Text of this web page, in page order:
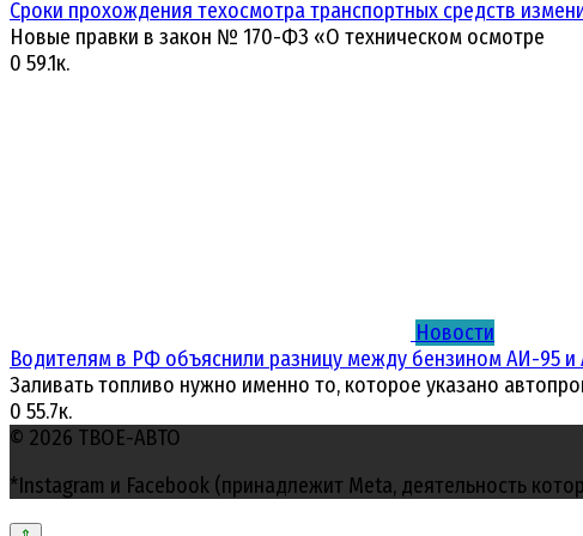
Сроки прохождения техосмотра транспортных средств
Новые правки в закон № 170-ФЗ «О техническом осмотре
0 59.1к.
Новости
Водителям в РФ объяснили разницу между бензином АИ-95 и
Заливать топливо нужно именно то, которое указано
0 55.7к.
© 2026 ТВОЕ-АВТО
*Instagram и Facebook (принадлежит Meta, деятельность